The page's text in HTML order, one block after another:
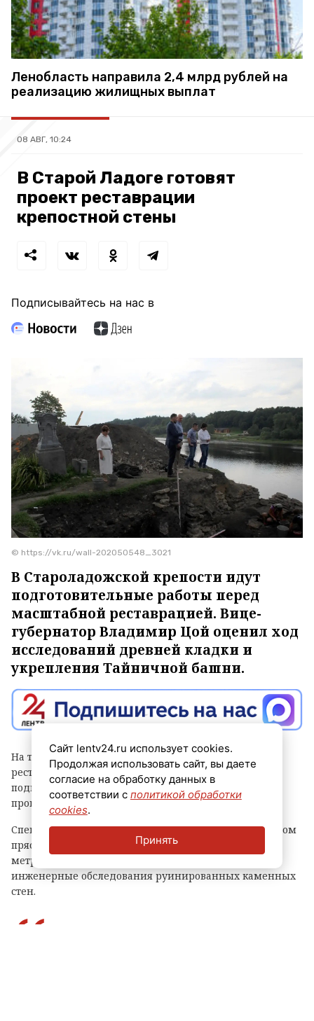
Ленобласть направила 2,4 млрд рублей на
реализацию жилищных выплат
08 АВГ, 10:24
В Старой Ладоге готовят
проект реставрации
крепостной стены
Подписывайтесь на нас в
© https://vk.ru/wall-202050548_3021
В Староладожской крепости идут
подготовительные работы перед
масштабной реставрацией. Вице-
губернатор Владимир Цой оценил ход
исследований древней кладки и
укрепления Тайничной башни.
На территории Староладожской крепости ведутся
реставрационные и археологические работы. Ход
подготовки к восстановлению древних стен и башен
проинспектировал вице-губернатор Владимир Цой.
Специалисты исследуют два раскопа на юго-восточном
прясле крепости общей площадью 276 квадратных
метров. Параллельно проводятся архитектурные и
инженерные обследования руинированных каменных
стен.
Сайт lentv24.ru использует cookies.
Продолжая использовать сайт, вы даете
согласие на обработку данных в
соответствии с политикой обработки
cookies.
Принять